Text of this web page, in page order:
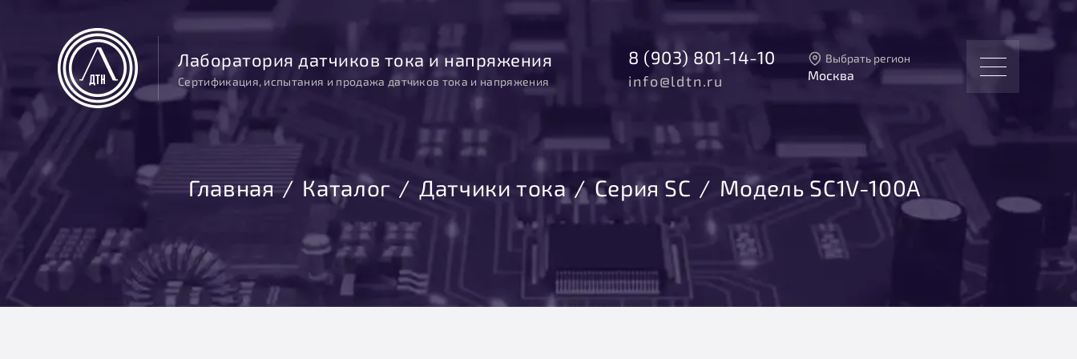
Лаборатория датчиков тока и напряжения
Сертификация, испытания и продажа датчиков тока и напряжения
8 (903) 801-14-10
info@ldtn.ru
Выбрать регион
Москва
Екатеринбург
Главная Каталог Датчики тока Серия SC Модель SC1V-100A